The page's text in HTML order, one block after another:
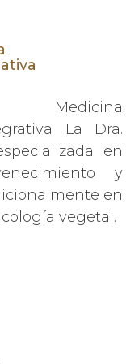
La Dra.
en
y
en
vegetal.